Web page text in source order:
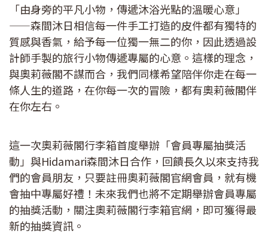
「由身旁的平凡小物，傳遞沐浴光點的溫暖心意」
——森間沐日相信每一件手工打造的皮件都有獨特的
質感與香氣，給予每一位獨一無二的你，因此透過設
計師手製的旅行小物傳遞專屬的心意。這樣的理念，
與奧莉薇閣不謀而合，我們同樣希望陪伴你走在每一
條人生的道路，在你每一次的冒險，都有奧莉薇閣伴
在你左右。
這一次奧莉薇閣行李箱首度舉辦「會員專屬抽獎活
動」與Hidamari森間沐日合作，回饋長久以來支持我
們的會員朋友，只要註冊奧莉薇閣官網會員，就有機
會抽中專屬好禮！未來我們也將不定期舉辦會員專屬
的抽獎活動，關注奧莉薇閣行李箱官網，即可獲得最
新的抽獎資訊。